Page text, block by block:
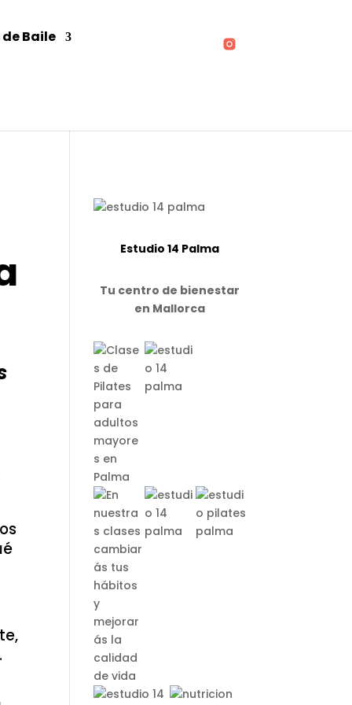
Baile
Estudio 14 Palma
Tu centro de bienestar
en Mallorca